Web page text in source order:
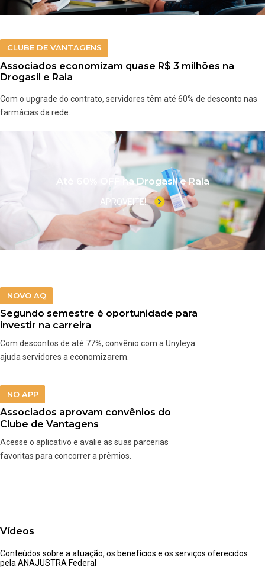
CLUBE DE VANTAGENS
Associados economizam quase R$ 3 milhões na
Drogasil e Raia
Com o upgrade do contrato, servidores têm até 60% de desconto nas
farmácias da rede.
NOVO AQ
Segundo semestre é oportunidade para
investir na carreira
Com descontos de até 77%, convênio com a Unyleya
ajuda servidores a economizarem.
NO APP
Associados aprovam convênios do
Clube de Vantagens
Acesse o aplicativo e avalie as suas parcerias
favoritas para concorrer a prêmios.
Até 60% OFF na Drogasil e Raia
APROVEITE!
Vídeos
Conteúdos sobre a atuação, os benefícios e os serviços oferecidos
pela ANAJUSTRA Federal